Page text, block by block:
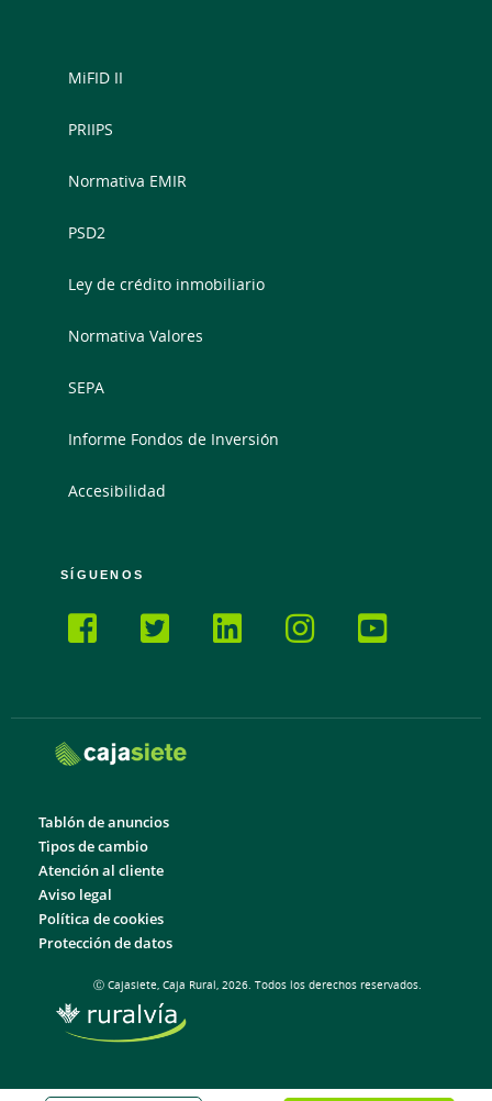
MiFID II
PRIIPS
Normativa EMIR
PSD2
Ley de crédito inmobiliario
Normativa Valores
SEPA
Informe Fondos de Inversión
Accesibilidad
SÍGUENOS
Tablón de anuncios
Tipos de cambio
Atención al cliente
Aviso legal
Política de cookies
Protección de datos
Ⓒ Cajasiete, Caja Rural, 2026. Todos los derechos reservados.